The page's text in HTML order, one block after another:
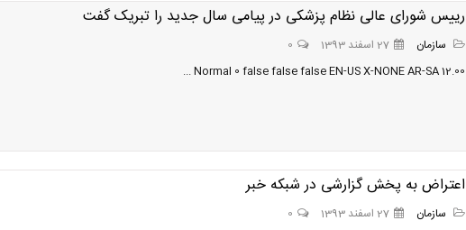
رییس شورای عالی نظام پزشکی در پیامی سال جدید را تبریک گفت
سازمان 27 اسفند 1393
0
12.00 Normal 0 false false false EN-US X-NONE AR-SA ...
اعتراض به پخش گزارشی در شبکه خبر
سازمان 27 اسفند 1393
0